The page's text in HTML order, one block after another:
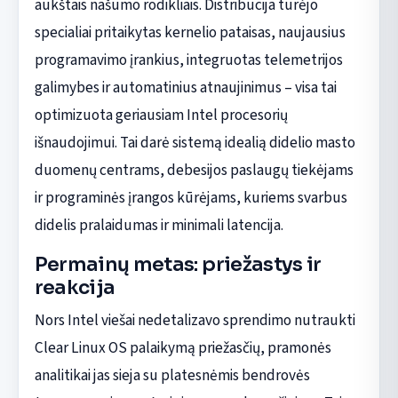
aukštais našumo rodikliais. Distribucija turėjo
specialiai pritaikytas kernelio pataisas, naujausius
programavimo įrankius, integruotas telemetrijos
galimybes ir automatinius atnaujinimus – visa tai
optimizuota geriausiam Intel procesorių
išnaudojimui. Tai darė sistemą idealią didelio masto
duomenų centrams, debesijos paslaugų tiekėjams
ir programinės įrangos kūrėjams, kuriems svarbus
didelis pralaidumas ir minimali latencija.
Permainų metas: priežastys ir
reakcija
Nors Intel viešai nedetalizavo sprendimo nutraukti
Clear Linux OS palaikymą priežasčių, pramonės
analitikai jas sieja su platesnėmis bendrovės